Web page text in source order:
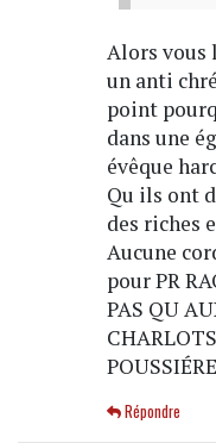
Alors vous
un anti
point
dans une
évêque
Qu ils ont
des riches
Aucune
pour PR
PAS QU
Répondre